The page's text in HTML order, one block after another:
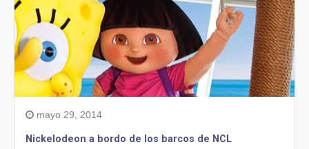
mayo 29, 2014
Nickelodeon a bordo de los barcos de NCL